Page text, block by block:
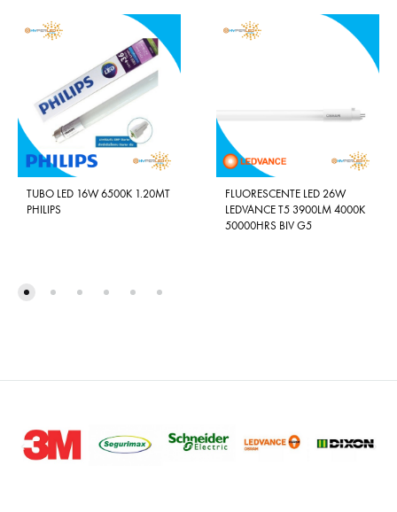
TUBO LED 16W 6500K 1.20MT
PHILIPS
FLUORESCENTE LED 26W
LEDVANCE T5 3900LM 4000K
50000HRS BIV G5